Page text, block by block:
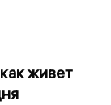
живет